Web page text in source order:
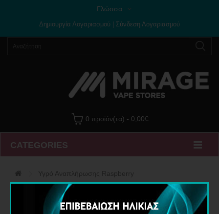
Γλώσσα
Δημιουργία Λογαριασμού Σύνδεση Λογαριασμού
0 προϊόν(τα) - 0,00€
CATEGORIES
Υγρό Αναπλήρωσης Raspberry